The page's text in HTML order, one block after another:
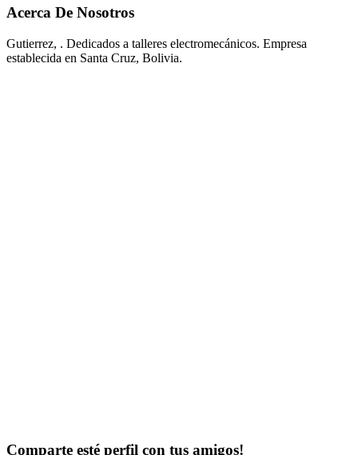
Acerca De Nosotros
Gutierrez, . Dedicados a talleres electromecánicos. Empresa
establecida en Santa Cruz, Bolivia.
Comparte esté perfil con tus amigos!